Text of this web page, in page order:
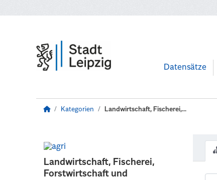
Datensätze
Kategorien Landwirtschaft, Fischerei,...
Landwirtschaft, Fischerei,
Forstwirtschaft und